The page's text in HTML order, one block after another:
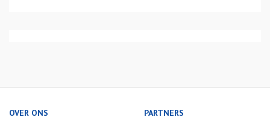
OVER ONS PARTNERS